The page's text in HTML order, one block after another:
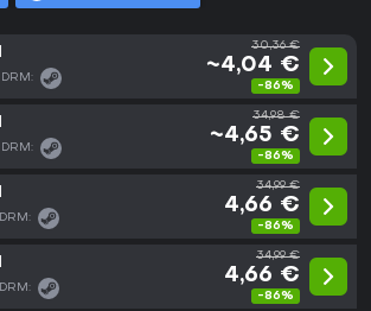
DRM:
30,36 €
~4,04 €
-86%
DRM:
34,98 €
~4,65 €
-86%
DRM:
34,99 €
4,66 €
-86%
DRM:
34,99 €
4,66 €
-86%